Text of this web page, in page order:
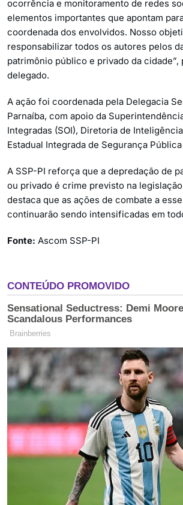
ocorrência e monitoramento de redes
elementos importantes que apontam
coordenada dos envolvidos. Nosso
responsabilizar todos os autores pelos
patrimônio público e privado da cidade”,
delegado.
A ação foi coordenada pela Delegacia
Parnaíba, com apoio da
Integradas (SOI), Diretoria de
Estadual Integrada de Segurança
A SSP-PI reforça que a depredação de
ou privado é crime previsto na
destaca que as ações de combate a
continuarão sendo intensificadas em
Fonte: Ascom SSP-PI